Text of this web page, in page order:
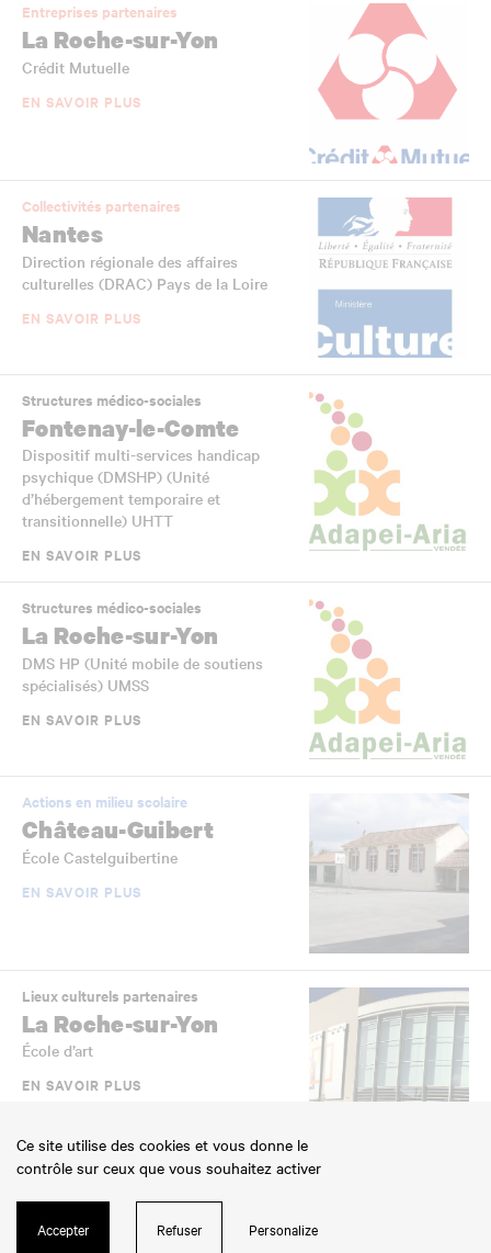
Entreprises partenaires
La Roche-sur-Yon
Crédit Mutuelle
EN SAVOIR PLUS
Collectivités partenaires
Nantes
Direction régionale des affaires
culturelles (DRAC) Pays de la Loire
EN SAVOIR PLUS
Structures médico-sociales
Fontenay-le-Comte
Dispositif multi-services handicap
psychique (DMSHP) (Unité
d’hébergement temporaire et
transitionnelle) UHTT
EN SAVOIR PLUS
Structures médico-sociales
La Roche-sur-Yon
DMS HP (Unité mobile de soutiens
spécialisés) UMSS
EN SAVOIR PLUS
Actions en milieu scolaire
Château-Guibert
École Castelguibertine
EN SAVOIR PLUS
Lieux culturels partenaires
La Roche-sur-Yon
École d’art
EN SAVOIR PLUS
École de la Pénière
Ce site utilise des cookies et vous donne le
contrôle sur ceux que vous souhaitez activer
Accepter Refuser Personalize